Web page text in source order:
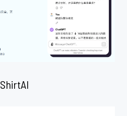
ShirtAI